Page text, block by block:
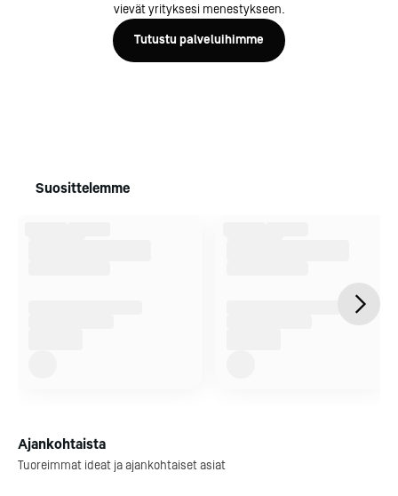
vievät yrityksesi menestykseen.
Tutustu palveluihimme
Suosittelemme
Ajankohtaista
Tuoreimmat ideat ja ajankohtaiset asiat
Tutustu valikoimaan